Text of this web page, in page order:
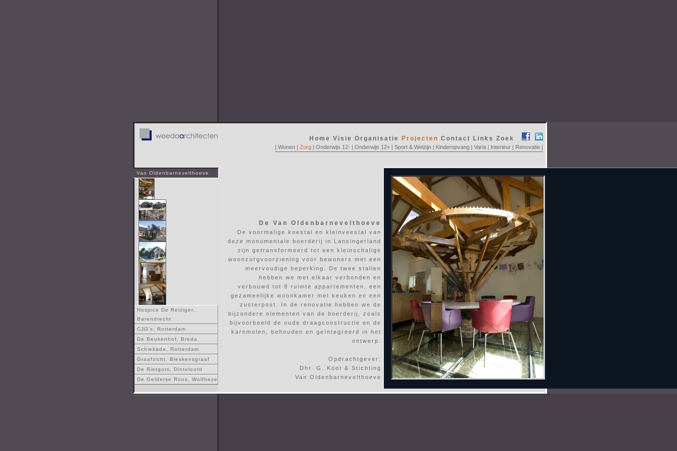
Home Visie Organisatie Projecten Contact Links Zoek
| Wonen | Zorg | Onderwijs 12- | Onderwijs 12+ | Sport & Welzijn | Kinderopvang | Varia | Interieur | Renovatie |
Van Oldenbarnevelthoeve
Hospice De Reiziger,
Barendrecht
CJG's, Rotterdam
De Beukenhof, Breda
Schiekade, Rotterdam
Graafzicht, Bleskensgraaf
De Rietgors, Dinteloord
De Gelderse Roos, Wolfheze
De Van Oldenbarnevelthoeve
De voormalige koestal en kleinveestal van
deze monumentale boerderij in Lansingerland
zijn getransformeerd tot een kleinschalige
woonzorgvoorziening voor bewoners met een
meervoudige beperking. De twee stallen
hebben we met elkaar verbonden en
verbouwd tot 8 ruimte appartementen, een
gezamenlijke woonkamer met keuken en een
zusterpost. In de renovatie hebben we de
bijzondere elementen van de boerderij, zoals
bijvoorbeeld de oude draagconstructie en de
karnmolen, behouden en geïntegreerd in het
ontwerp.
Opdrachtgever:
Dhr. G. Koot & Stichting
Van Oldenbarnevelthoeve